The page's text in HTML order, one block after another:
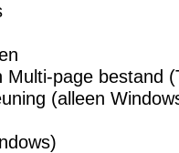
page bestand
(alleen